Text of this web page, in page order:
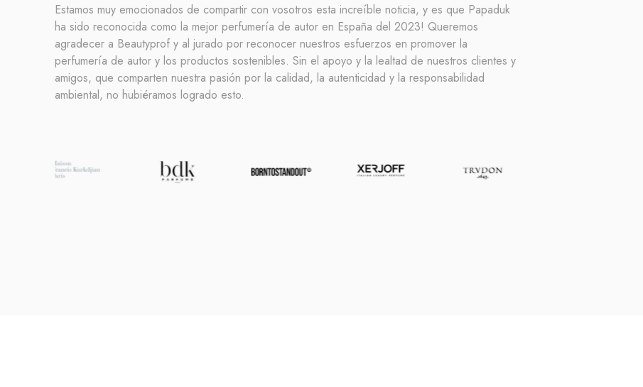
Estamos muy emocionados de compartir con vosotros esta increíble noticia, y es que Papaduk
ha sido reconocida como la mejor perfumería de autor en España del 2023! Queremos
agradecer a Beautyprof y al jurado por reconocer nuestros esfuerzos en promover la
perfumería de autor y los productos sostenibles. Sin el apoyo y la lealtad de nuestros clientes y
amigos, que comparten nuestra pasión por la calidad, la autenticidad y la responsabilidad
ambiental, no hubiéramos logrado esto.